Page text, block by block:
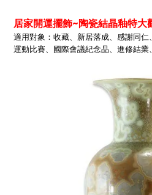
居家開運擺飾~陶瓷結晶釉特大
適用對象：收藏、新居落成、感謝同仁
運動比賽、國際會議紀念品、進修結